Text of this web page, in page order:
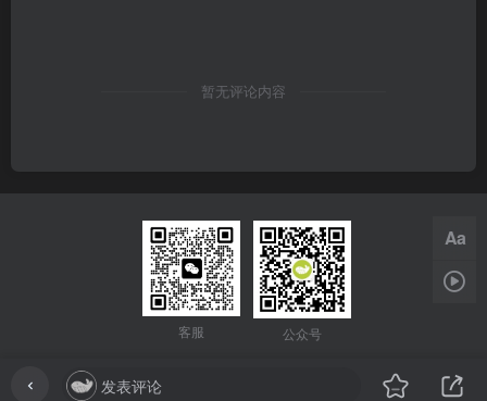
暂无评论内容
客服 公众号
Aa
发表评论